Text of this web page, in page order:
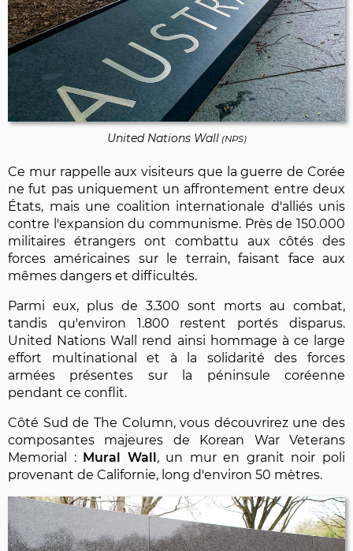
United Nations Wall(NPS)
Ce mur rappelle aux visiteurs que la guerre de Corée
ne fut pas uniquement un affrontement entre deux
États, mais une coalition internationale d'alliés unis
contre l'expansion du communisme. Près de 150.000
militaires étrangers ont combattu aux côtés des
forces américaines sur le terrain, faisant face aux
mêmes dangers et difficultés.
Parmi eux, plus de 3.300 sont morts au combat,
tandis qu'environ 1.800 restent portés disparus.
United Nations Wall rend ainsi hommage à ce large
effort multinational et à la solidarité des forces
armées présentes sur la péninsule coréenne
pendant ce conflit.
Côté Sud de The Column, vous découvrirez une des
composantes majeures de Korean War Veterans
Memorial : Mural Wall, un mur en granit noir poli
provenant de Californie, long d'environ 50 mètres.